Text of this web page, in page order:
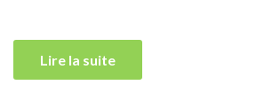
Lire la suite